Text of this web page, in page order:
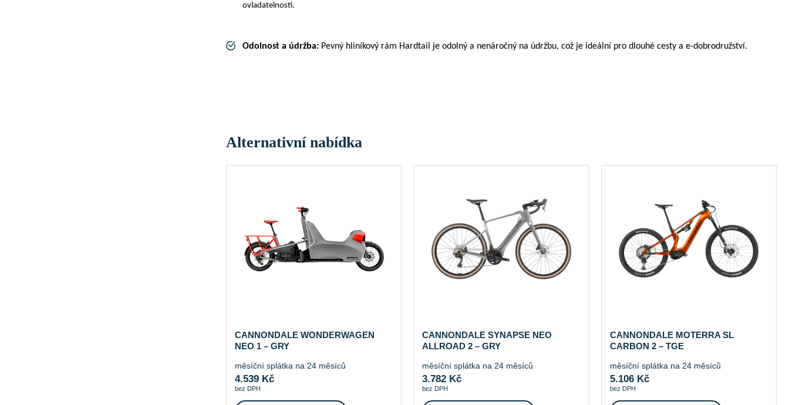
ovladatelnosti.
Odolnost a údržba: Pevný hliníkový rám Hardtail je odolný a nenáročný na údržbu, což je ideální pro dlouhé cesty a e-dobrodružství.
Alternativní nabídka
CANNONDALE WONDERWAGEN
NEO 1 – GRY
měsíční splátka na 24 měsíců
4.539 Kč
bez DPH
CANNONDALE SYNAPSE NEO
ALLROAD 2 – GRY
měsíční splátka na 24 měsíců
3.782 Kč
bez DPH
CANNONDALE MOTERRA SL
CARBON 2 – TGE
měsíční splátka na 24 měsíců
5.106 Kč
bez DPH